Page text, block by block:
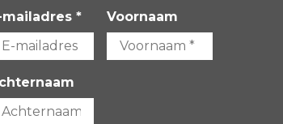
mailadres * Voornaam